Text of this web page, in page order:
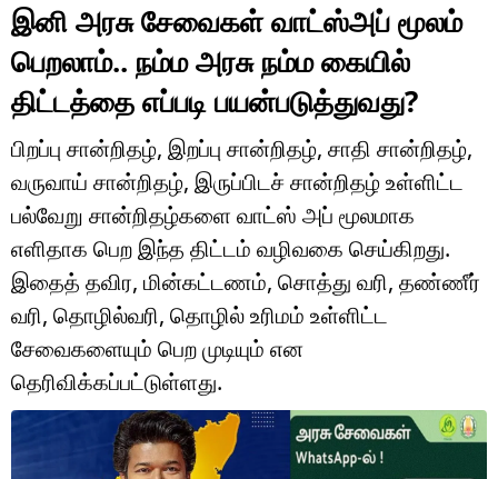
உலகம்
விளையாட்டு
பொழுதுபோக்கு
லைஃப்ஸ்டைல்
வணிகம்
டெக்னாலஜி
ஆன்மீகம்
வைரல்
இனி அரசு சேவைகள் வாட்ஸ்அப் மூலம்
பெறலாம்.. நம்ம அரசு நம்ம கையில்
திட்டத்தை எப்படி பயன்படுத்துவது?
பிறப்பு சான்றிதழ், இறப்பு சான்றிதழ், சாதி சான்றிதழ்,
வருவாய் சான்றிதழ், இருப்பிடச் சான்றிதழ் உள்ளிட்ட
பல்வேறு சான்றிதழ்களை வாட்ஸ் அப் மூலமாக
எளிதாக பெற இந்த திட்டம் வழிவகை செய்கிறது.
இதைத் தவிர, மின்கட்டணம், சொத்து வரி, தண்ணீர்
வரி, தொழில்வரி, தொழில் உரிமம் உள்ளிட்ட
சேவைகளையும் பெற முடியும் என
தெரிவிக்கப்பட்டுள்ளது.